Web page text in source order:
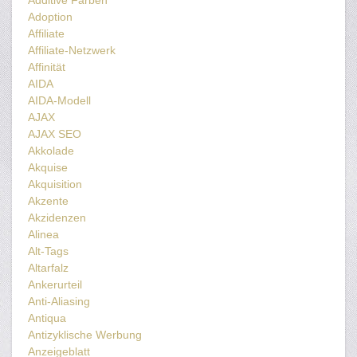
Adoption
Affiliate
Affiliate-Netzwerk
Affinität
AIDA
AIDA-Modell
AJAX
AJAX SEO
Akkolade
Akquise
Akquisition
Akzente
Akzidenzen
Alinea
Alt-Tags
Altarfalz
Ankerurteil
Anti-Aliasing
Antiqua
Antizyklische Werbung
Anzeigeblatt